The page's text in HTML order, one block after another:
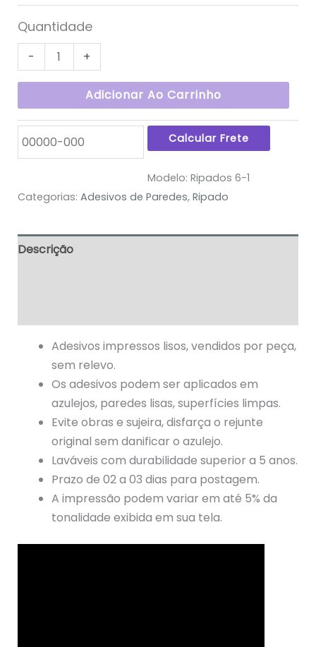
Quantidade
- +
Adicionar Ao Carrinho
Modelo:Ripados 6-1
Categorias: Adesivos de Paredes, Ripado
Descrição
Adesivos impressos lisos, vendidos por peça,
sem relevo.
Os adesivos podem ser aplicados em
azulejos, paredes lisas, superfícies limpas.
Evite obras e sujeira, disfarça o rejunte
original sem danificar o azulejo.
Laváveis com durabilidade superior a 5 anos.
Prazo de 02 a 03 dias para postagem.
A impressão podem variar em até 5% da
tonalidade exibida em sua tela.